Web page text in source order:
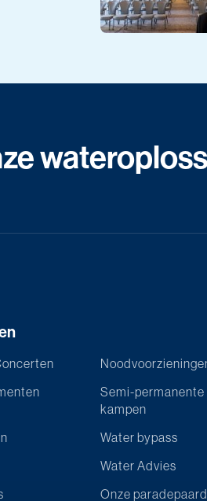
Semi-permanente
kampen
Water bypass
Water Advies
Onze